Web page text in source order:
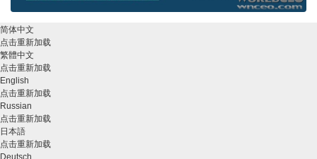
简体中文
点击重新加载
繁體中文
点击重新加载
English
点击重新加载
Russian
点击重新加载
日本語
点击重新加载
Deutsch